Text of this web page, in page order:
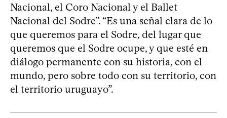
Nacional, el Coro Nacional y el Ballet
Nacional del Sodre”. “Es una señal clara de lo
que queremos para el Sodre, del lugar que
queremos que el Sodre ocupe, y que esté en
diálogo permanente con su historia, con el
mundo, pero sobre todo con su territorio, con
el territorio uruguayo”.